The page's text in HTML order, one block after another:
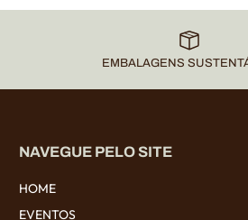
EMBALAGENS
NAVEGUE PELO SITE
HOME
EVENTOS